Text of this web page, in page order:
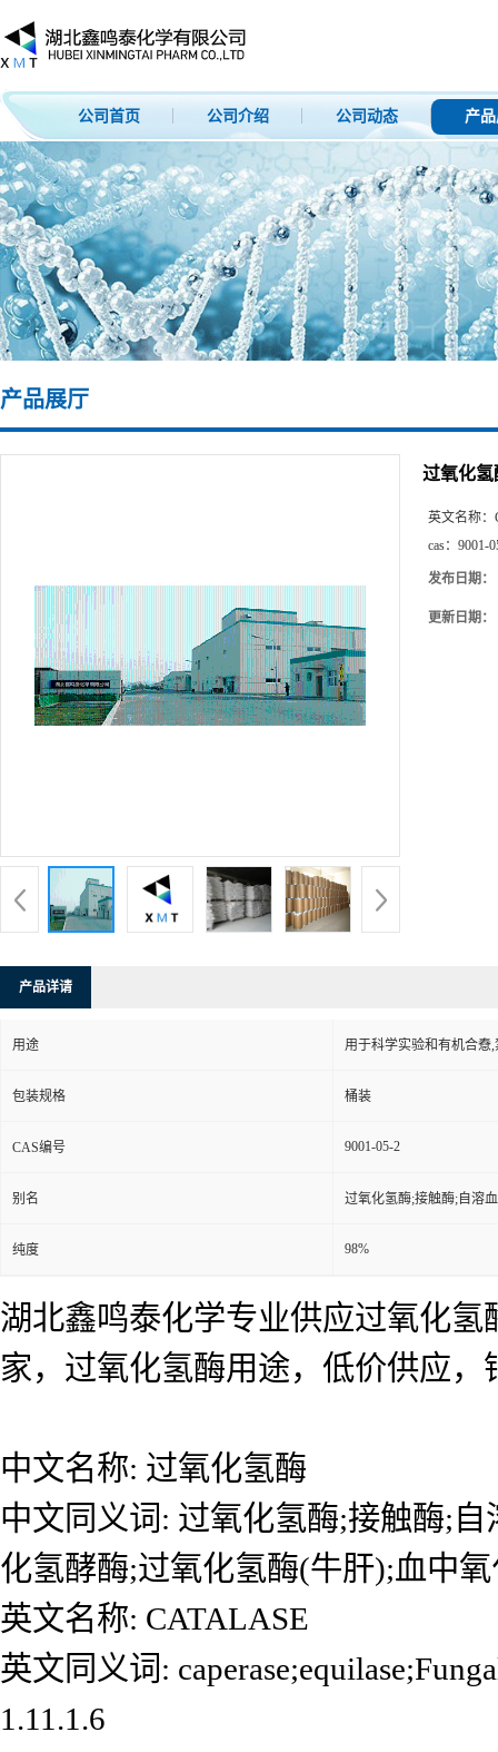
公司首页 公司介绍 公司动态 产
产品展厅
过氧化氢
英文名称：
cas： 9001-
发布日期：
更新日期：
产品详请
用途 用于科学实验和有机合憃
包装规格 桶装
CAS编号 9001-05-2
别名 过氧化氢酶;接触酶;自溶
纯度 98%
湖北鑫鸣泰化学专业供应过氧化
家，过氧化氢酶用途，低价供应
中文名称: 过氧化氢酶
中文同义词: 过氧化氢酶;接触酶;
化氢酵酶;过氧化氢酶(牛肝);血中
英文名称: CATALASE
英文同义词:
1.11.1.6